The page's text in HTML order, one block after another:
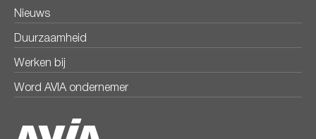
Nieuws
Duurzaamheid
Werken bij
Word AVIA ondernemer